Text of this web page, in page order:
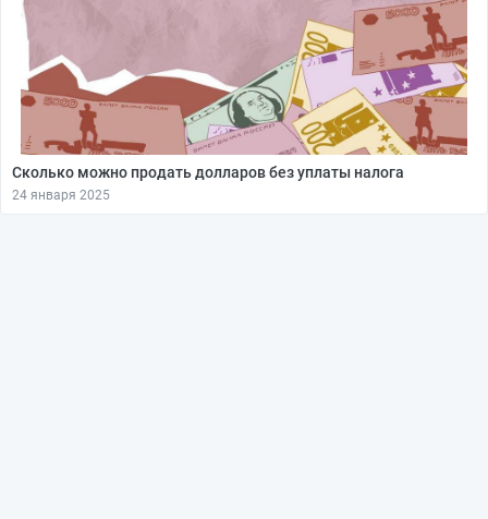
Сколько можно продать долларов без уплаты налога
24 января 2025